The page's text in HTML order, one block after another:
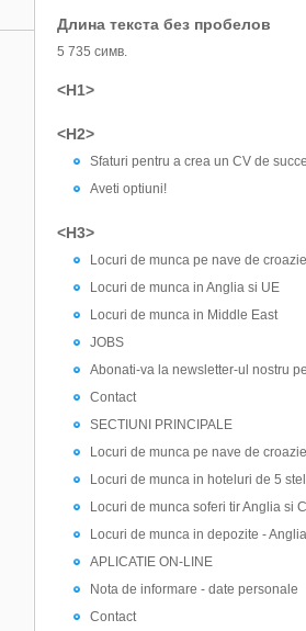
Длина текста без пробелов
5 735 симв.
<H1>
<H2>
Sfaturi pentru a crea un CV de
Aveti optiuni!
<H3>
Locuri de munca pe nave de
Locuri de munca in Anglia si UE
Locuri de munca in Middle East
JOBS
Abonati-va la newsletter-ul nostru
Contact
SECTIUNI PRINCIPALE
Locuri de munca pe nave de
Locuri de munca in hoteluri de 5
Locuri de munca soferi tir Anglia si
Locuri de munca in depozite - Anglia
APLICATIE ON-LINE
Nota de informare - date personale
Contact